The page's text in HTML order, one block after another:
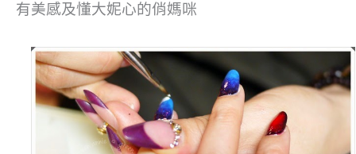
有美感及懂大妮心的俏媽咪